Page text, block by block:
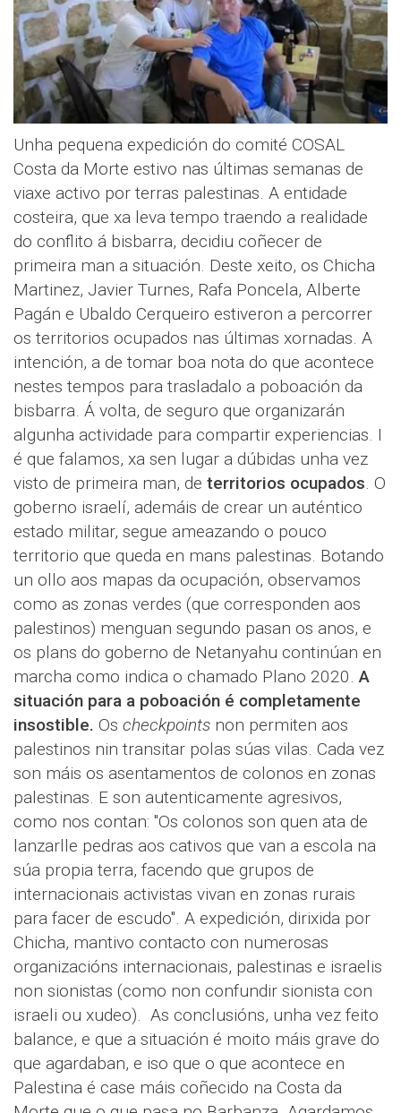
Unha pequena expedición do comité COSAL
Costa da Morte estivo nas últimas semanas de
viaxe activo por terras palestinas. A entidade
costeira, que xa leva tempo traendo a realidade
do conflito á bisbarra, decidiu coñecer de
primeira man a situación. Deste xeito, os Chicha
Martinez, Javier Turnes, Rafa Poncela, Alberte
Pagán e Ubaldo Cerqueiro estiveron a percorrer
os territorios ocupados nas últimas xornadas. A
intención, a de tomar boa nota do que acontece
nestes tempos para trasladalo a poboación da
bisbarra. Á volta, de seguro que organizarán
algunha actividade para compartir experiencias. I
é que falamos, xa sen lugar a dúbidas unha vez
visto de primeira man, de territorios ocupados . O
goberno israelí, ademáis de crear un auténtico
estado militar, segue ameazando o pouco
territorio que queda en mans palestinas. Botando
un ollo aos mapas da ocupación, observamos
como as zonas verdes (que corresponden aos
palestinos) menguan segundo pasan os anos, e
os plans do goberno de Netanyahu continúan en
marcha como indica o chamado Plano 2020. A
situación para a poboación é completamente
insostible. Os checkpoints non permiten aos
palestinos nin transitar polas súas vilas. Cada vez
son máis os asentamentos de colonos en zonas
palestinas. E son autenticamente agresivos,
como nos contan: "Os colonos son quen ata de
lanzarlle pedras aos cativos que van a escola na
súa propia terra, facendo que grupos de
internacionais activistas vivan en zonas rurais
para facer de escudo". A expedición, dirixida por
Chicha, mantivo contacto con numerosas
organizacións internacionais, palestinas e israelis
non sionistas (como non confundir sionista con
israeli ou xudeo). As conclusións, unha vez feito
balance, e que a situación é moito máis grave do
que agardaban, e iso que o que acontece en
Palestina é case máis coñecido na Costa da